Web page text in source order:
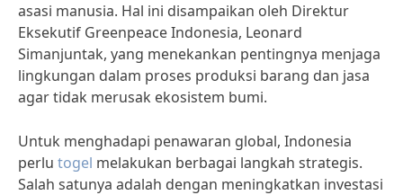
asasi manusia. Hal ini disampaikan oleh Direktur
Eksekutif Greenpeace Indonesia, Leonard
Simanjuntak, yang menekankan pentingnya menjaga
lingkungan dalam proses produksi barang dan jasa
agar tidak merusak ekosistem bumi.
Untuk menghadapi penawaran global, Indonesia
perlu togel melakukan berbagai langkah strategis.
Salah satunya adalah dengan meningkatkan investasi